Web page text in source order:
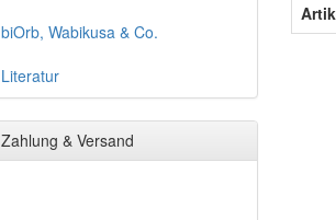
biOrb, Wabikusa & Co.
Literatur
Zahlung & Versand